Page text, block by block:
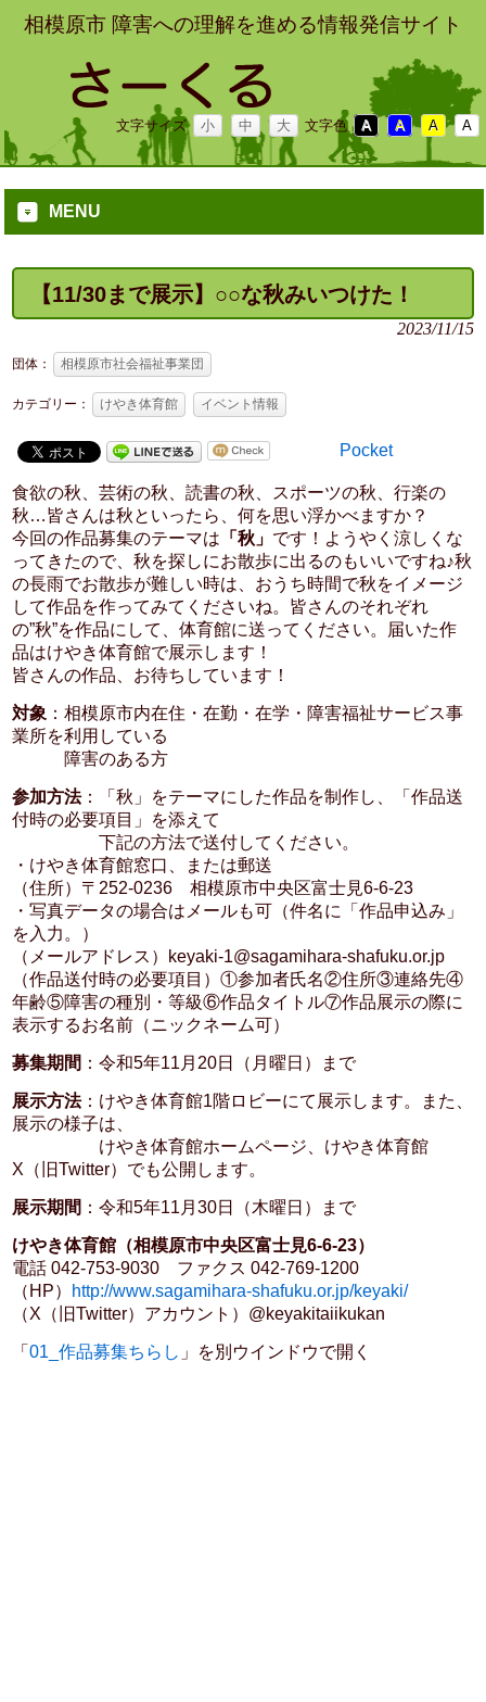
相模原市 障害への理解を進める情報発信サイト
文字サイズ 小 中 大 文字色 A A A A
MENU
【11/30まで展示】○○な秋みいつけた！
2023/11/15
団体： 相模原市社会福祉事業団
カテゴリー： けやき体育館 イベント情報
Pocket
食欲の秋、芸術の秋、読書の秋、スポーツの秋、行楽の
秋…皆さんは秋といったら、何を思い浮かべますか？
今回の作品募集のテーマは 「秋」 です！ようやく涼しくな
ってきたので、秋を探しにお散歩に出るのもいいですね♪秋
の長雨でお散歩が難しい時は、おうち時間で秋をイメージ
して作品を作ってみてくださいね。皆さんのそれぞれ
の”秋”を作品にして、体育館に送ってください。届いた作
品はけやき体育館で展示します！
皆さんの作品、お待ちしています！
対象 ：相模原市内在住・在勤・在学・障害福祉サービス事
業所を利用している
障害のある方
参加方法：「秋」をテーマにした作品を制作し、「作品送
付時の必要項目」を添えて
下記の方法で送付してください。
・けやき体育館窓口、または郵送
（住所）〒252-0236 相模原市中央区富士見6-6-23
・写真データの場合はメールも可（件名に「作品申込み」
を入力。）
（メールアドレス）keyaki-1@sagamihara-shafuku.or.jp
（作品送付時の必要項目）①参加者氏名②住所③連絡先④
年齢⑤障害の種別・等級⑥作品タイトル⑦作品展示の際に
表示するお名前（ニックネーム可）
募集期間 ：令和5年11月20日（月曜日）まで
展示方法：けやき体育館1階ロビーにて展示します。また、
展示の様子は、
けやき体育館ホームページ、けやき体育館
X（旧Twitter）でも公開します。
展示期間 ：令和5年11月30日（木曜日）まで
けやき体育館（相模原市中央区富士見6-6-23）
電話 042-753-9030 ファクス 042-769-1200
（HP）
http://www.sagamihara-shafuku.or.jp/keyaki/
（X（旧Twitter）アカウント）@keyakitaiikukan
「01_作品募集ちらし 」を別ウインドウで開く